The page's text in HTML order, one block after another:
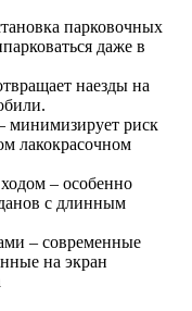
парковочных
даже в
наезды на
минимизирует риск
лакокрасочном
– особенно
с длинным
– современные
на экран